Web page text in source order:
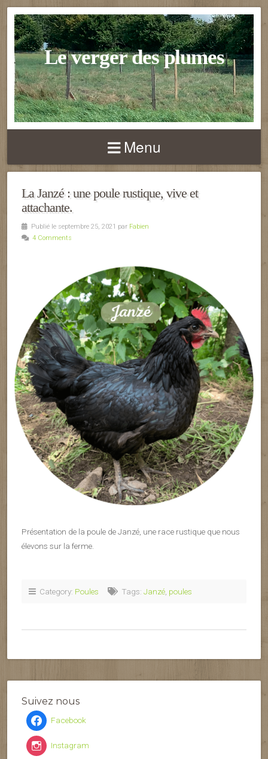
Le verger des plumes
Menu
La Janzé : une poule rustique, vive et
attachante.
Publié le septembre 25, 2021 par Fabien
4 Comments
Présentation de la poule de Janzé, une race rustique que nous
élevons sur la ferme.
Category: Poules Tags: Janzé poules
Suivez nous
Facebook
Instagram